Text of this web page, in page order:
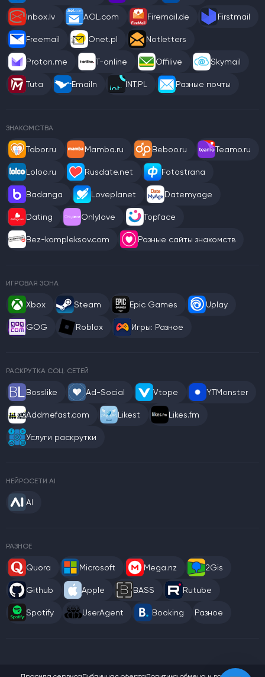
Inbox.lv AOL.com Firemail.de Firstmail
Freemail Onet.pl Notletters
Proton.me T-online Offilive Skymail
Tuta Emailn INT.PL Разные почты
ЗНАКОМСТВА
Tabor.ru Mamba.ru Beboo.ru Teamo.ru
Loloo.ru Rusdate.net Fotostrana
Badanga Loveplanet Datemyage
Dating Onlylove Topface
Bez-kompleksov.com Разные сайты знакомств
ИГРОВАЯ ЗОНА
Xbox Steam Epic Games Uplay
GOG Roblox Игры: Разное
РАСКРУТКА СОЦ. СЕТЕЙ
Bosslike Ad-Social Vtope YTMonster
Addmefast.com Likest Likes.fm
Услуги раскрутки
НЕЙРОСЕТИ AI
AI
РАЗНОЕ
Quora Microsoft Mega.nz 2Gis
Github Apple BASS Rutube
Spotify UserAgent Booking Разное